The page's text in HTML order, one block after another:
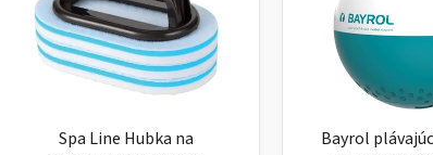
Spa Line Hubka na
Bayrol